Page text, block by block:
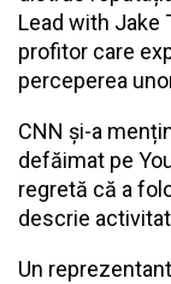
Lead with Jake
profitor care
perceperea
CNN și-a
defăimat pe
regretă că a
descrie
Un